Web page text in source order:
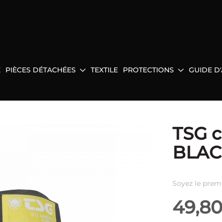
PIÈCES DÉTACHÉES TEXTILE PROTECTIONS GUIDE
TSG
Soyez le